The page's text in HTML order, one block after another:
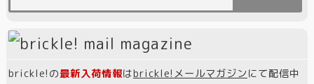
brickle!の最新入荷情報はbrickle!メールマガジンにて配信中